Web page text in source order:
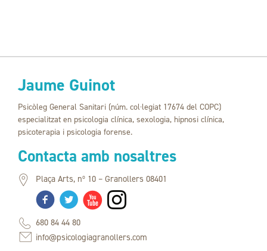
Jaume Guinot
Psicòleg General Sanitari (núm. col·legiat 17674 del COPC)
especialitzat en psicologia clínica, sexologia, hipnosi clínica,
psicoterapia i psicologia forense.
Contacta amb nosaltres
Plaça Arts, nº 10 – Granollers 08401
680 84 44 80
info@psicologiagranollers.com